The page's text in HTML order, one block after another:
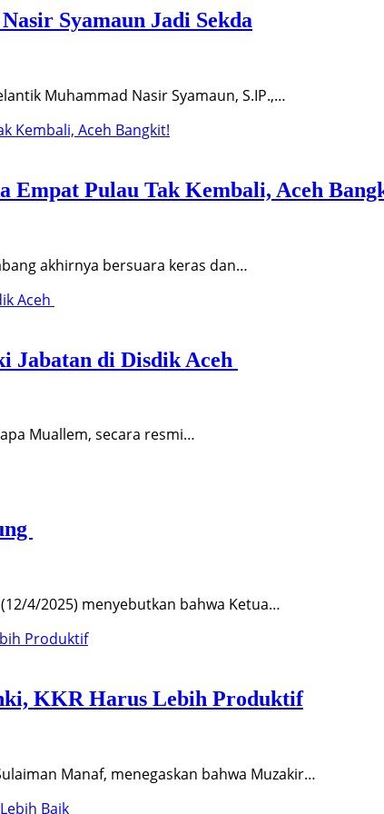
Syamaun Jadi Sekda
Muhammad Nasir Syamaun, S.IP.,…
Empat Pulau Tak Kembali, Aceh
akhirnya bersuara keras dan…
Jabatan di Disdik Aceh
Muallem, secara resmi…
4/2025) menyebutkan bahwa Ketua…
KKR Harus Lebih Produktif
Manaf, menegaskan bahwa Muzakir…